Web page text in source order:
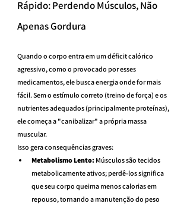
Rápido: Perdendo Músculos, Não
Apenas Gordura
Quando o corpo entra em um déficit calórico
agressivo, como o provocado por esses
medicamentos, ele busca energia onde for mais
fácil. Sem o estímulo correto (treino de força) e os
nutrientes adequados (principalmente proteínas),
ele começa a "canibalizar" a própria massa
muscular.
Isso gera consequências graves:
Metabolismo Lento: Músculos são tecidos
metabolicamente ativos; perdê-los significa
que seu corpo queima menos calorias em
repouso, tornando a manutenção do peso